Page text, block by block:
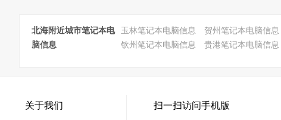
北海附近城市笔记本电
脑信息
玉林笔记本电脑信息 贺州笔记本电脑信息
钦州笔记本电脑信息
贵港笔记本电脑信息
关于我们 扫一扫访问手机版